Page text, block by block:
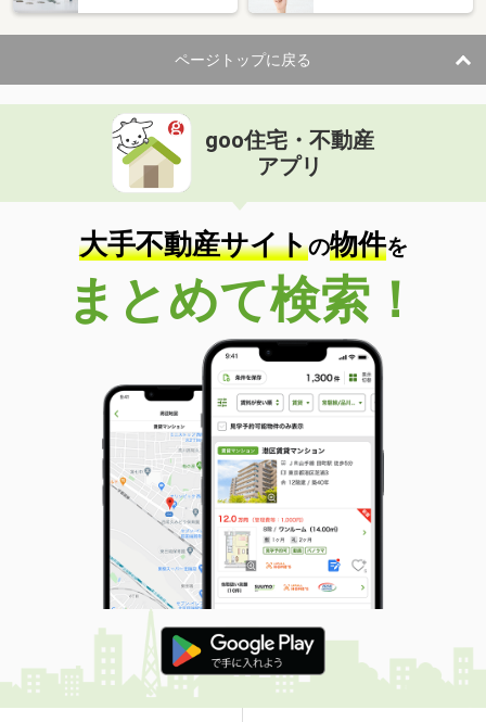
住 所
愛媛県松山市古三津１丁目
物件種別 貸駐車場
使用面積 -
愛媛県今治市東村１丁目
価 格
住 所
愛媛県今治市東村１丁目
物件種別 貸店舗（建物一部）
使用面積
31m²
愛媛県今治市東村１丁目
価 格
9.90万円
愛媛県今治市東村１丁目
貸店舗（建物一部）
使用面積 31m²
愛媛県今治市東村１丁目
価 格
9.10万円
住 所
愛媛県今治市東村１丁目
物件種別 貸店舗（建物一部）
使用面積 24m²
愛媛県今治市東村１丁目
価 格
8.50万円
住 所
愛媛県今治市東村１丁目
物件種別
ページトップに戻る
goo住宅・不動産
アプリ
大手不動産サイトの物件を
まとめて検索！